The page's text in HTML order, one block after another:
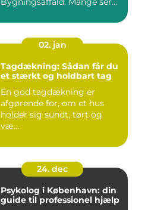
02. jan
Tagdækning: Sådan får du
et stærkt og holdbart tag
En god tagdækning er
afgørende for, om et hus
holder sig sundt, tørt og
væ...
24. dec
Psykolog i København: din
guide til professionel hjælp